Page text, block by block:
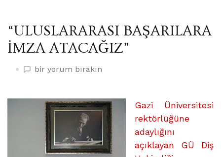
“ULUSLARARASI BAŞARILARA
İMZA ATACAĞIZ”
“ULUSLARARASI
ATACAĞIZ”
üzerine
bir yorum bırakın
Gazi Üniversitesi
rektörlüğüne
adaylığını
açıklayan GÜ Diş